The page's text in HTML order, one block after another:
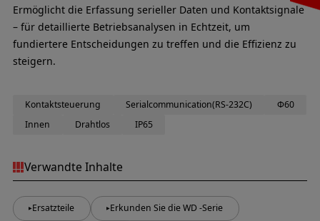
Ermöglicht die Erfassung serieller Daten und Kontaktsignale
– für detaillierte Betriebsanalysen in Echtzeit, um
fundiertere Entscheidungen zu treffen und die Effizienz zu
steigern.
Kontaktsteuerung Serialcommunication(RS-232C)
Φ60
Innen
Drahtlos IP65
Verwandte Inhalte
Ersatzteile Erkunden Sie die WD -Serie